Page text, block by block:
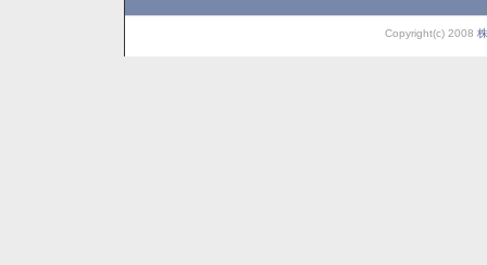
Copyright(c) 2008